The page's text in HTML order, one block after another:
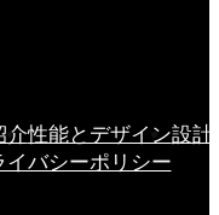
介性能とデザイン設計
イバシーポリシー